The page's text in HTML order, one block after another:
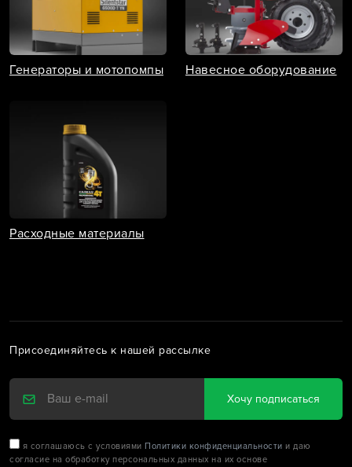
Генераторы и мотопомпы Навесное оборудование
Расходные материалы
Присоединяйтесь к нашей рассылке
Хочу подписаться
я соглашаюсь с условиями Политики конфиденциальности и даю
согласие на обработку персональных данных на их основе